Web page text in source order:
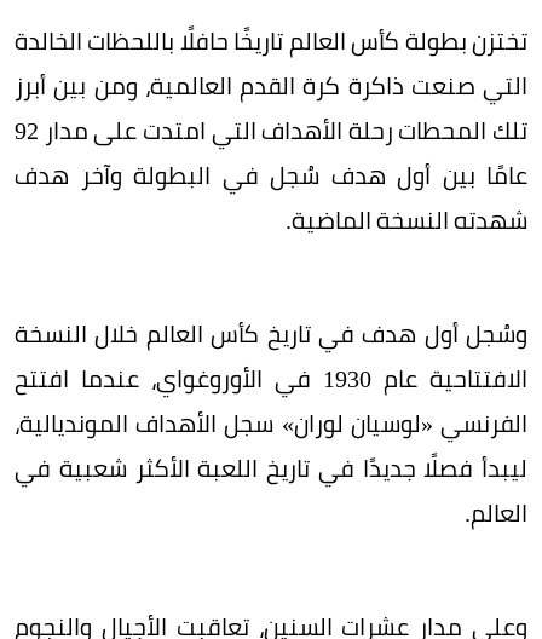
تختزن بطولة كأس العالم تاريخًا حافلًا باللحظات الخالدة
التي صنعت ذاكرة كرة القدم العالمية، ومن بين أبرز
تلك المحطات رحلة الأهداف التي امتدت على مدار 92
عامًا بين أول هدف سُجل في البطولة وآخر هدف
شهدته النسخة الماضية.
وسُجل أول هدف في تاريخ كأس العالم خلال النسخة
الافتتاحية عام 1930 في الأوروغواي، عندما افتتح
الفرنسي «لوسيان لوران» سجل الأهداف المونديالية،
ليبدأ فصلًا جديدًا في تاريخ اللعبة الأكثر شعبية في
العالم.
وعلى مدار عشرات السنين، تعاقبت الأجيال والنجوم